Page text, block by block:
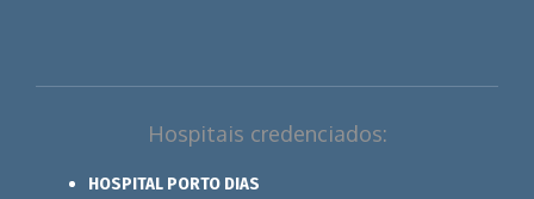
Hospitais credenciados:
HOSPITAL PORTO DIAS